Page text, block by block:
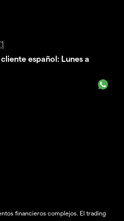
español: Lunes a
financieros complejos. El trading